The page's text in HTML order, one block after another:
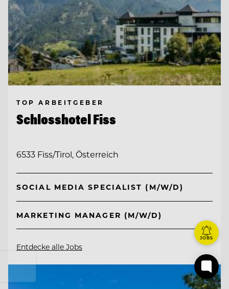
TOP ARBEITGEBER
Schlosshotel Fiss
6533 Fiss/Tirol, Österreich
SOCIAL MEDIA SPECIALIST (M/W/D)
MARKETING MANAGER (M/W/D)
Entdecke alle Jobs
JOBS